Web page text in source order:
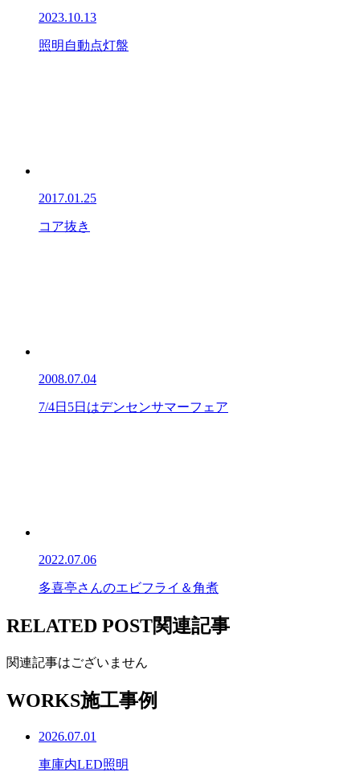
2023.10.13
照明自動点灯盤
2017.01.25
コア抜き
2008.07.04
7/4日5日はデンセンサマーフェア
2022.07.06
多喜亭さんのエビフライ＆角煮
RELATED POST関連記事
関連記事はございません
WORKS施工事例
2026.07.01
車庫内LED照明